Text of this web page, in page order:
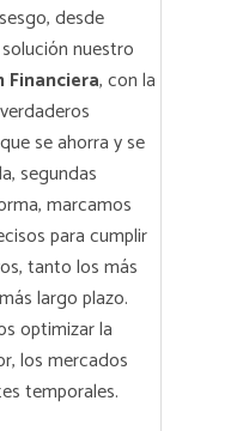
desde
nuestro
, con la
se ahorra y se
segundas
marcamos
para cumplir
tanto los más
largo plazo.
optimizar la
los mercados
temporales.